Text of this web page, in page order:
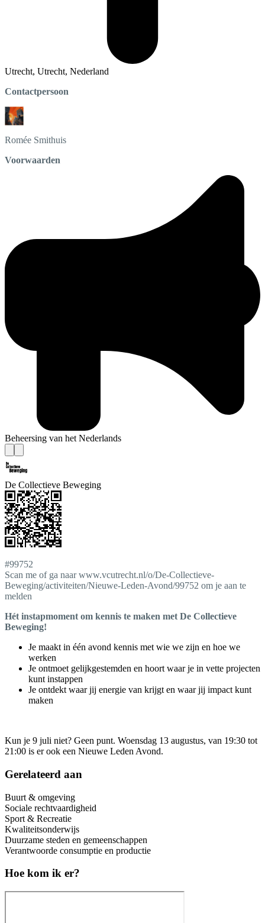
Utrecht, Utrecht, Nederland
Contactpersoon
Romée Smithuis
Voorwaarden
Beheersing van het Nederlands
De Collectieve Beweging
#99752
Scan me of ga naar www.vcutrecht.nl/o/De-Collectieve-
Beweging/activiteiten/Nieuwe-Leden-Avond/99752 om je aan te
melden
Hét instapmoment om kennis te maken met De Collectieve
Beweging!
Je maakt in één avond kennis met wie we zijn en hoe we
werken
Je ontmoet gelijkgestemden en hoort waar je in vette projecten
kunt instappen
Je ontdekt waar jij energie van krijgt en waar jij impact kunt
maken
Kun je 9 juli niet? Geen punt. Woensdag 13 augustus, van 19:30 tot
21:00 is er ook een Nieuwe Leden Avond.
Gerelateerd aan
Buurt & omgeving
Sociale rechtvaardigheid
Sport & Recreatie
Kwaliteitsonderwijs
Duurzame steden en gemeenschappen
Verantwoorde consumptie en productie
Hoe kom ik er?